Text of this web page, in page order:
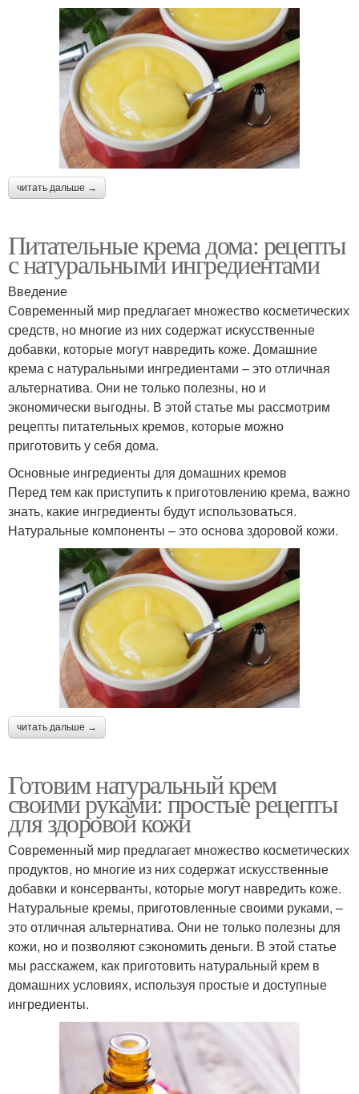
читать дальше →
Питательные крема дома: рецепты
с натуральными ингредиентами
Введение
Современный мир предлагает множество косметических
средств, но многие из них содержат искусственные
добавки, которые могут навредить коже. Домашние
крема с натуральными ингредиентами – это отличная
альтернатива. Они не только полезны, но и
экономически выгодны. В этой статье мы рассмотрим
рецепты питательных кремов, которые можно
приготовить у себя дома.
Основные ингредиенты для домашних кремов
Перед тем как приступить к приготовлению крема, важно
знать, какие ингредиенты будут использоваться.
Натуральные компоненты – это основа здоровой кожи.
читать дальше →
Готовим натуральный крем
своими руками: простые рецепты
для здоровой кожи
Современный мир предлагает множество косметических
продуктов, но многие из них содержат искусственные
добавки и консерванты, которые могут навредить коже.
Натуральные кремы, приготовленные своими руками, –
это отличная альтернатива. Они не только полезны для
кожи, но и позволяют сэкономить деньги. В этой статье
мы расскажем, как приготовить натуральный крем в
домашних условиях, используя простые и доступные
ингредиенты.